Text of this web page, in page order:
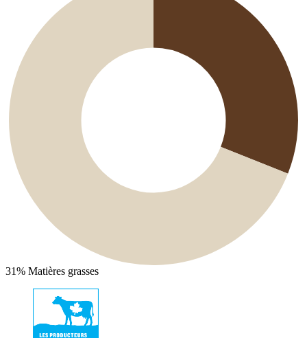
31% Matières grasses